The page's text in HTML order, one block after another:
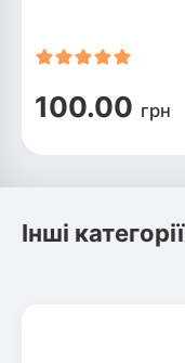
100.00 грн
Інші категорії